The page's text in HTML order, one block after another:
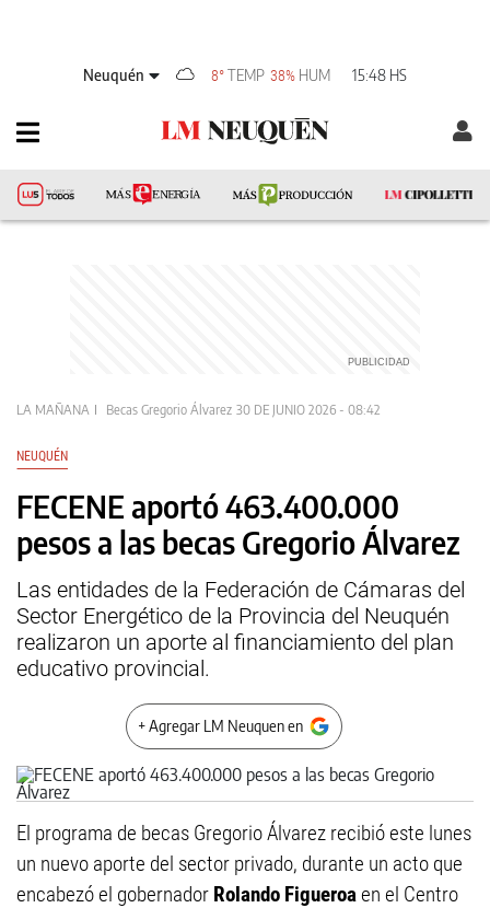
Neuquén 8° TEMP 38% HUM 15:48 HS
LA MAÑANA Becas Gregorio Álvarez 30 DE JUNIO 2026 - 08:42
NEUQUÉN
FECENE aportó 463.400.000
pesos a las becas Gregorio Álvarez
Las entidades de la Federación de Cámaras del
Sector Energético de la Provincia del Neuquén
realizaron un aporte al financiamiento del plan
educativo provincial.
+ Agregar LM Neuquen en
El programa de becas Gregorio Álvarez recibió este lunes
un nuevo aporte del sector privado, durante un acto que
encabezó el gobernador Rolando Figueroaen el Centro